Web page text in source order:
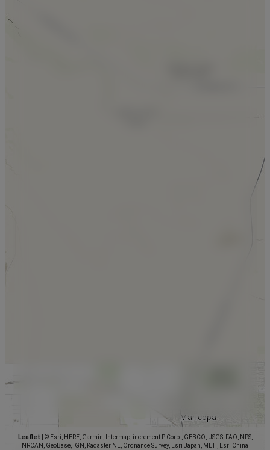
Leaflet
© Esri, HERE, Garmin, Intermap, increment P Corp., GEBCO, USGS, FAO, NPS,
NRCAN, GeoBase, IGN, Kadaster NL, Ordnance Survey, Esri Japan, METI, Esri China